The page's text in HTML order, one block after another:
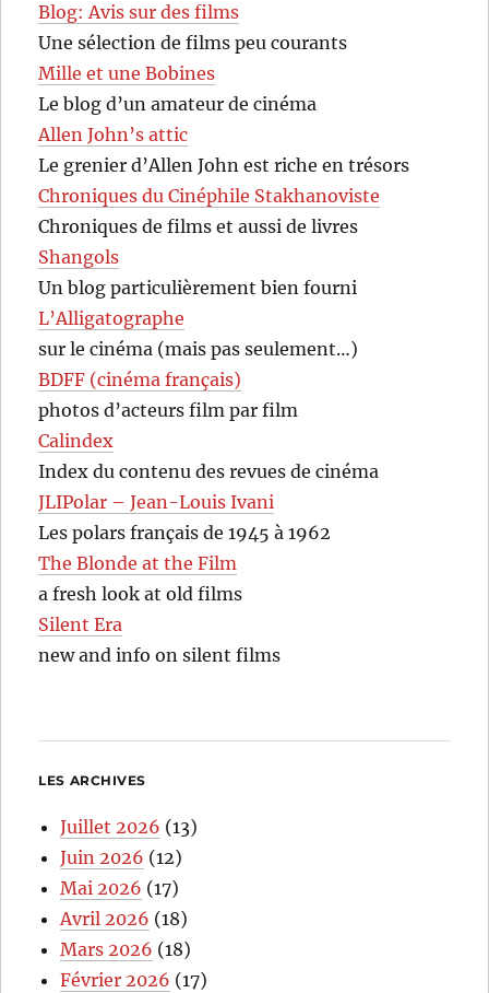
Blog: Avis sur des films
Une sélection de films peu courants
Mille et une Bobines
Le blog d’un amateur de cinéma
Allen John’s attic
Le grenier d’Allen John est riche en trésors
Chroniques du Cinéphile Stakhanoviste
Chroniques de films et aussi de livres
Shangols
Un blog particulièrement bien fourni
L’Alligatographe
sur le cinéma (mais pas seulement…)
BDFF (cinéma français)
photos d’acteurs film par film
Calindex
Index du contenu des revues de cinéma
JLIPolar – Jean-Louis Ivani
Les polars français de 1945 à 1962
The Blonde at the Film
a fresh look at old films
Silent Era
new and info on silent films
LES ARCHIVES
Juillet 2026 (13)
Juin 2026 (12)
Mai 2026 (17)
Avril 2026 (18)
Mars 2026 (18)
Février 2026 (17)